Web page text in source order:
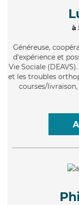
à
Généreuse,
d'expérience et
Vie Sociale
et les troubles
courses/